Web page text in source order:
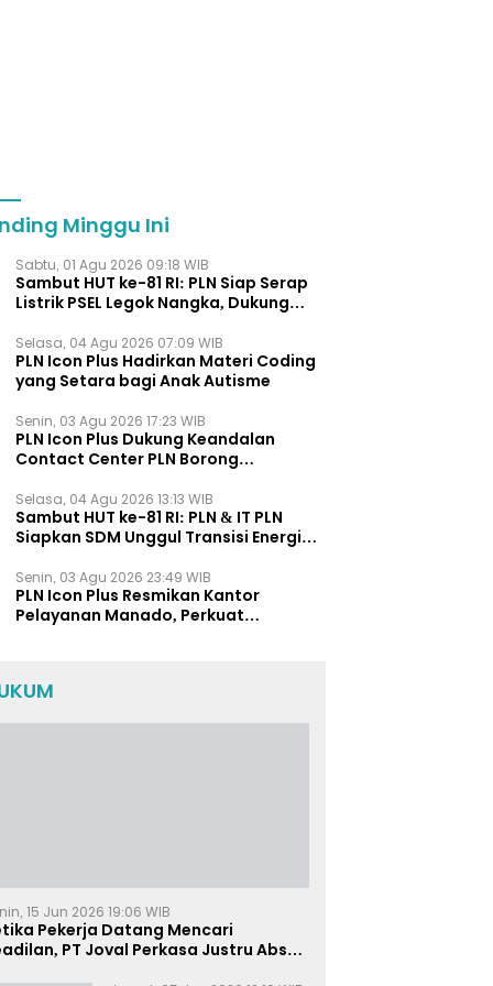
Minggu Ini
Sabtu, 01 Agu 2026 09:18 WIB
Sambut HUT ke-81 RI: PLN Siap Serap
Listrik PSEL Legok Nangka, Dukung
Selasa, 04 Agu 2026 07:09 WIB
PLN Icon Plus Hadirkan Materi Coding
yang Setara bagi Anak Autisme
Senin, 03 Agu 2026 17:23 WIB
PLN Icon Plus Dukung Keandalan
Contact Center PLN Borong
Selasa, 04 Agu 2026 13:13 WIB
Sambut HUT ke-81 RI: PLN & IT PLN
Siapkan SDM Unggul Transisi Energi
bagi Siswa SMA
Senin, 03 Agu 2026 23:49 WIB
PLN Icon Plus Resmikan Kantor
Pelayanan Manado, Perkuat
15 Jun 2026 19:06 WIB
Pekerja Datang Mencari
PT Joval Perkasa Justru Absen